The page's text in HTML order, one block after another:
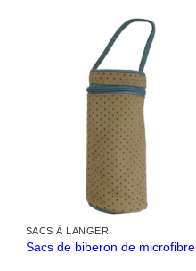
SACS À LANGER
Sacs de biberon de microfibre